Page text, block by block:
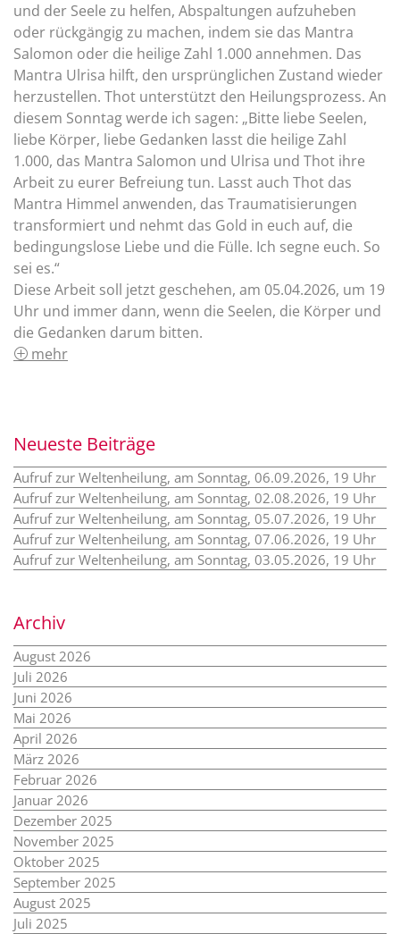
und der Seele zu helfen, Abspaltungen aufzuheben
oder rückgängig zu machen, indem sie das Mantra
Salomon oder die heilige Zahl 1.000 annehmen. Das
Mantra Ulrisa hilft, den ursprünglichen Zustand wieder
herzustellen. Thot unterstützt den Heilungsprozess. An
diesem Sonntag werde ich sagen: „Bitte liebe Seelen,
liebe Körper, liebe Gedanken lasst die heilige Zahl
1.000, das Mantra Salomon und Ulrisa und Thot ihre
Arbeit zu eurer Befreiung tun. Lasst auch Thot das
Mantra Himmel anwenden, das Traumatisierungen
transformiert und nehmt das Gold in euch auf, die
bedingungslose Liebe und die Fülle. Ich segne euch. So
sei es.“
Diese Arbeit soll jetzt geschehen, am 05.04.2026, um 19
Uhr und immer dann, wenn die Seelen, die Körper und
die Gedanken darum bitten.
mehr
Neueste Beiträge
Aufruf zur Weltenheilung, am Sonntag, 06.09.2026, 19 Uhr
Aufruf zur Weltenheilung, am Sonntag, 02.08.2026, 19 Uhr
Aufruf zur Weltenheilung, am Sonntag, 05.07.2026, 19 Uhr
Aufruf zur Weltenheilung, am Sonntag, 07.06.2026, 19 Uhr
Aufruf zur Weltenheilung, am Sonntag, 03.05.2026, 19 Uhr
Archiv
August 2026
Juli 2026
Juni 2026
Mai 2026
April 2026
März 2026
Februar 2026
Januar 2026
Dezember 2025
November 2025
Oktober 2025
September 2025
August 2025
Juli 2025